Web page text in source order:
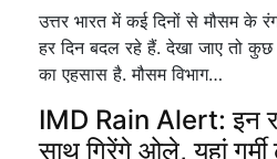
उत्तर भारत में कई दिनों से मौसम
हर दिन बदल रहे हैं. देखा जाए तो कुछ
का एहसास है. मौसम विभाग…
IMD Rain Alert: इन
साथ गिरेंगे ओले, यहां गर्मी